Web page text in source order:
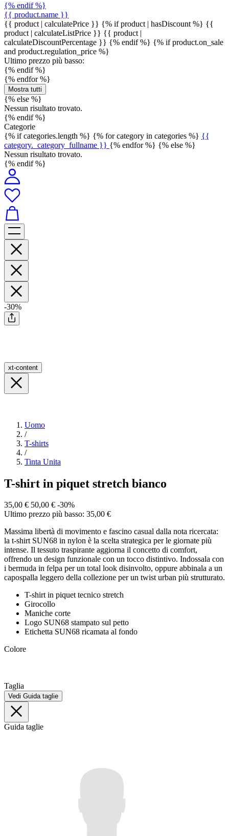
{% endif %}
{{ product.name }}
{{ product | calculatePrice }} {% if product | hasDiscount %} {{
product | calculateListPrice }} {{ product |
calculateDiscountPercentage }} {% endif %} {% if product.on_sale
and product.regulation_price %}
Ultimo prezzo più basso:
{% endif %}
{% endfor %}
Mostra tutti
{% else %}
Nessun risultato trovato.
{% endif %}
Categorie
{% if categories.length %} {% for category in categories %} {{
category._category_fullname }} {% endfor %} {% else %}
Nessun risultato trovato.
{% endif %}
-30%
xt-content
Uomo
/
T-shirts
/
Tinta Unita
T-shirt in piquet stretch bianco
35,00 € 50,00 € -30%
Ultimo prezzo più basso: 35,00 €
Massima libertà di movimento e fascino casual dalla nota ricercata:
la t-shirt SUN68 in nylon è la scelta strategica per le giornate più
intense. Il tessuto traspirante aggiorna il concetto di comfort,
offrendo un design funzionale con un tocco distintivo. Indossala con
i bermuda in felpa per un total look disinvolto, oppure abbinala a un
capospalla leggero della collezione per un twist urban più strutturato.
T-shirt in piquet tecnico stretch
Girocollo
Maniche corte
Logo SUN68 stampato sul petto
Etichetta SUN68 ricamata al fondo
Colore
Taglia
Vedi Guida taglie
Guida taglie